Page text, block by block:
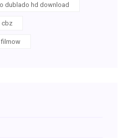
dublado hd download
cbz
filmow